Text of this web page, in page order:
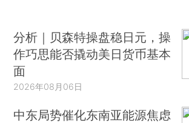
分析｜贝森特操盘稳日元，操
作巧思能否撬动美日货币基本
面
2026年08月06日
中东局势催化东南亚能源焦虑